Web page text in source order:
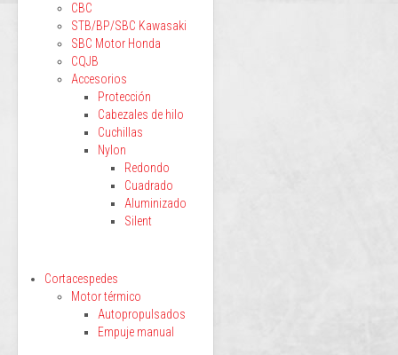
CBC
STB/BP/SBC Kawasaki
SBC Motor Honda
CQJB
Accesorios
Protección
Cabezales de hilo
Cuchillas
Nylon
Redondo
Cuadrado
Aluminizado
Silent
Cortacespedes
Motor térmico
Autopropulsados
Empuje manual